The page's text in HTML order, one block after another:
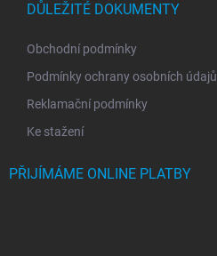
DŮLEŽITÉ DOKUMENTY
Obchodní podmínky
Podmínky ochrany osobních údajů
Reklamační podmínky
Ke stažení
PŘIJÍMÁME ONLINE PLATBY